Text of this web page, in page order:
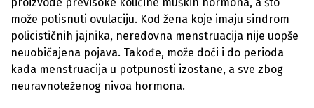
može potisnuti ovulaciju. Kod žena koje imaju sindrom
policističnih jajnika, neredovna menstruacija nije uopše
neuobičajena pojava. Takođe, može doći i do perioda
kada menstruacija u potpunosti izostane, a sve zbog
neuravnoteženog nivoa hormona.